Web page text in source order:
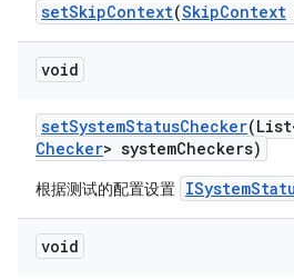
setSkipContext(SkipContext
void
setSystemStatusChecker
Checker> systemCheckers)
根据测试的配置设置
void